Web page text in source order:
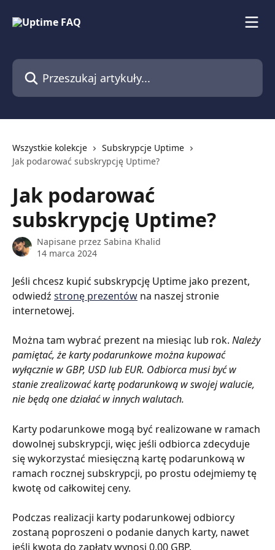
Przeszukaj artykuły...
Wszystkie kolekcje
Subskrypcje Uptime
Jak podarować subskrypcję Uptime?
Jak podarować
subskrypcję Uptime?
Napisane przez Sabina Khalid
14 marca 2024
Jeśli chcesz kupić subskrypcję Uptime jako prezent,
odwiedź stronę prezentów na naszej stronie
internetowej.
Można tam wybrać prezent na miesiąc lub rok. Należy
pamiętać, że karty podarunkowe można kupować
wyłącznie w GBP, USD lub EUR. Odbiorca musi być w
stanie zrealizować kartę podarunkową w swojej walucie,
nie będą one działać w innych walutach.
Karty podarunkowe mogą być realizowane w ramach
dowolnej subskrypcji, więc jeśli odbiorca zdecyduje
się wykorzystać miesięczną kartę podarunkową w
ramach rocznej subskrypcji, po prostu odejmiemy tę
kwotę od całkowitej ceny.
Podczas realizacji karty podarunkowej odbiorcy
zostaną poproszeni o podanie danych karty, nawet
jeśli kwota do zapłaty wynosi 0,00 GBP.